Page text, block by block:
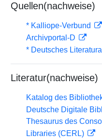
Quellen(nachweise)
* Kalliope-Verbund
Archivportal-D
* Deutsches
Literatur(nachweise)
Katalog des
Deutsche Digitale
Thesaurus des
Libraries (CERL)